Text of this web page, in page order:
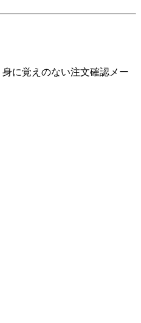
に覚えのない注文確認メー